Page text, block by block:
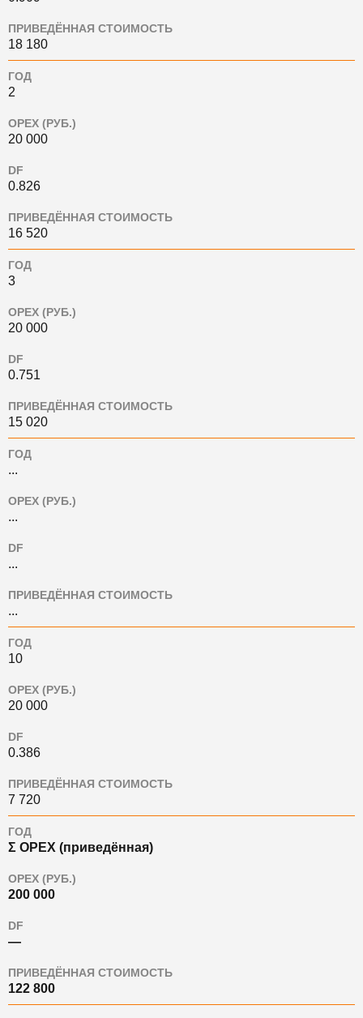
ПРИВЕДЁННАЯ СТОИМОСТЬ
18 180
ГОД
2
OPEX (РУБ.)
20 000
DF
0.826
ПРИВЕДЁННАЯ СТОИМОСТЬ
16 520
ГОД
3
OPEX (РУБ.)
20 000
DF
0.751
ПРИВЕДЁННАЯ СТОИМОСТЬ
15 020
ГОД
...
OPEX (РУБ.)
...
DF
...
ПРИВЕДЁННАЯ СТОИМОСТЬ
...
ГОД
10
OPEX (РУБ.)
20 000
DF
0.386
ПРИВЕДЁННАЯ СТОИМОСТЬ
7 720
ГОД
Σ OPEX (приведённая)
OPEX (РУБ.)
200 000
DF
—
ПРИВЕДЁННАЯ СТОИМОСТЬ
122 800